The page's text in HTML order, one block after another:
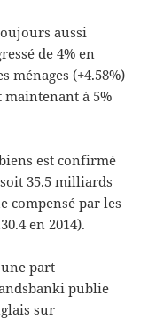
aussi
de 4% en
ménages (+4.58%)
maintenant à 5%
est confirmé
35.5 milliards
compensé par les
en 2014).
part
publie
sur